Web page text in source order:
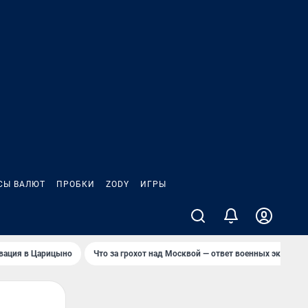
ВАЛЮТ ПРОБКИ ZODY ИГРЫ
в Царицыно Что за грохот над Москвой — ответ военных